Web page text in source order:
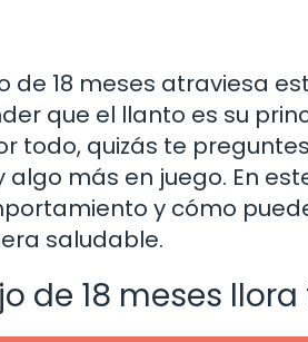
de 18 meses atraviesa
que el llanto es su
todo, quizás te
algo más en juego. En
y cómo
saludable.
de 18 meses